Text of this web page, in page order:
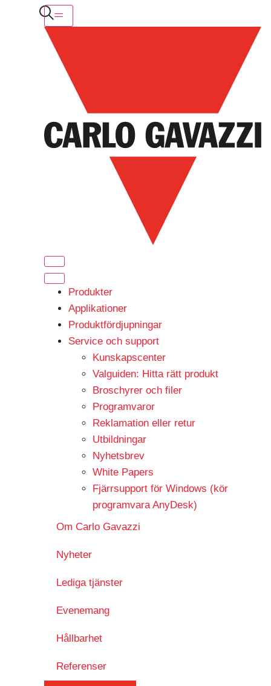
Produkter
Applikationer
Produktfördjupningar
Service och support
Kunskapscenter
Valguiden: Hitta rätt produkt
Broschyrer och filer
Programvaror
Reklamation eller retur
Utbildningar
Nyhetsbrev
White Papers
Fjärrsupport för Windows (kör
programvara AnyDesk)
Om Carlo Gavazzi
Nyheter
Lediga tjänster
Evenemang
Hållbarhet
Referenser